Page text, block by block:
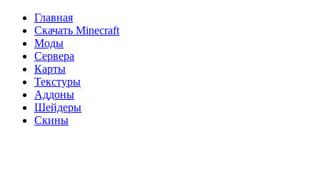
Главная
Скачать Minecraft
Моды
Сервера
Карты
Текстуры
Аддоны
Шейдеры
Скины